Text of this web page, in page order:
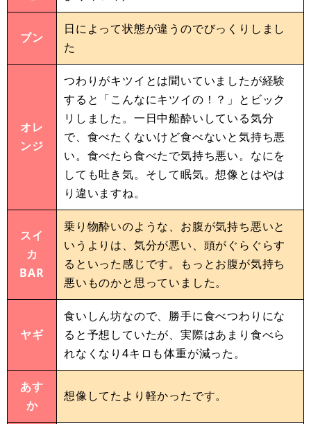
ブン
日によって状態が違うのでびっくりしまし
た
オレ
ンジ
つわりがキツイとは聞いていましたが経験
すると「こんなにキツイの！？」とビック
リしました。一日中船酔いしている気分
で、食べたくないけど食べないと気持ち悪
い。食べたら食べたで気持ち悪い。なにを
しても吐き気。そして眠気。想像とはやは
り違いますね。
スイ
カ
BAR
乗り物酔いのような、お腹が気持ち悪いと
いうよりは、気分が悪い、頭がぐらぐらす
るといった感じです。もっとお腹が気持ち
悪いものかと思っていました。
ヤギ
食いしん坊なので、勝手に食べつわりにな
ると予想していたが、実際はあまり食べら
れなくなり4キロも体重が減った。
あす
か
想像してたより軽かったです。